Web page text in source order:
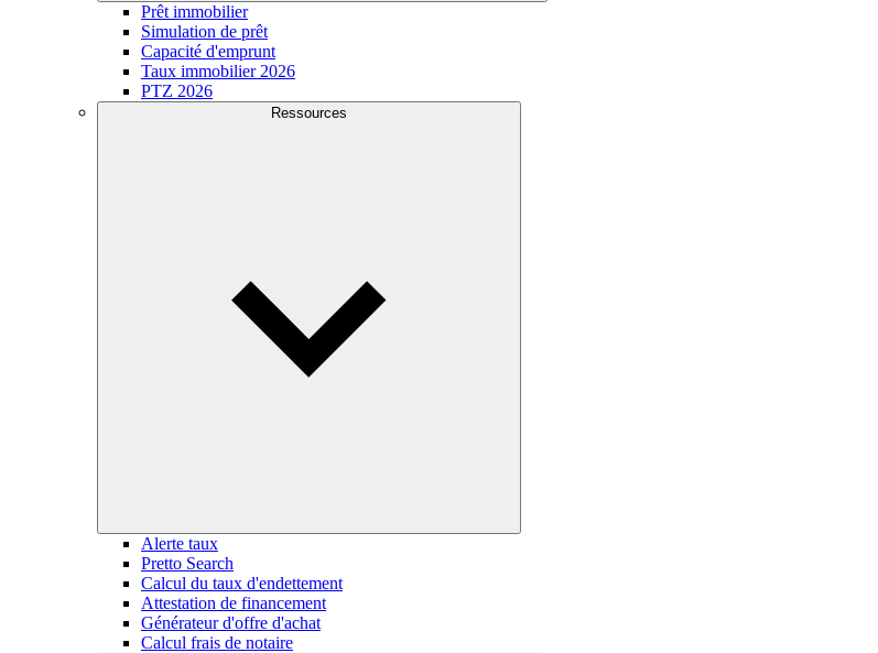
Prêt immobilier
Simulation de prêt
Capacité d'emprunt
Taux immobilier 2026
PTZ 2026
Ressources
Alerte taux
Pretto Search
Calcul du taux d'endettement
Attestation de financement
Générateur d'offre d'achat
Calcul frais de notaire